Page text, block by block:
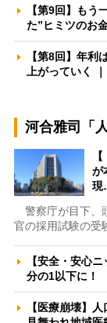
【第9回】も
た”ヒミツのお
【第8回】年
上がっていく
河合雅司「
が
警察庁が目下、
官の採用試験の
【安全・安心
分の1以下に
【医療崩壊】